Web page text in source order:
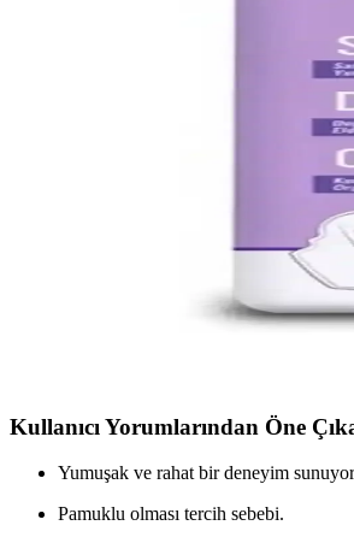
Orkid Ultra Extra Uzun Hijyenik
Orkid Ultra Extra hijyenik pedler, yüksek
Günlük Hayatta Konfor ve
Uzun pedler, kadınların hijyen ve
Orkid Günlük Ped Deofresh
Orkid Günlük Ped Deofresh Normal, 40
Sleepy Natural Soft Ekstra
Kullanıcı Yorumlarından Öne
Yumuşak ve rahat bir deneyim
Pamuklu olması tercih sebebi.